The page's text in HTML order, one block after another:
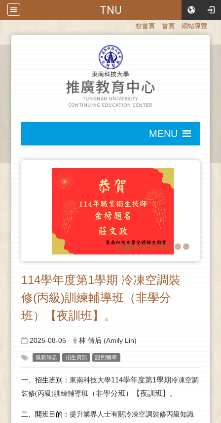
TNU
校首頁 首頁 網站導覽
MENU
114學年度第1學期 冷凍空調裝
修(丙級)訓練輔導班（非學分
班）【夜訓班】。
2025-08-05 林 倩后 (Amily Lin)
最新消息 招生資訊 證照輔導
一、招生班別：東南科技大學114學年度第1學期冷凍空調
裝修(丙級)訓練輔導班
（非學分班）【夜訓班】 。
二、開班目的：提升業界人士有關冷凍空調裝修丙級知識